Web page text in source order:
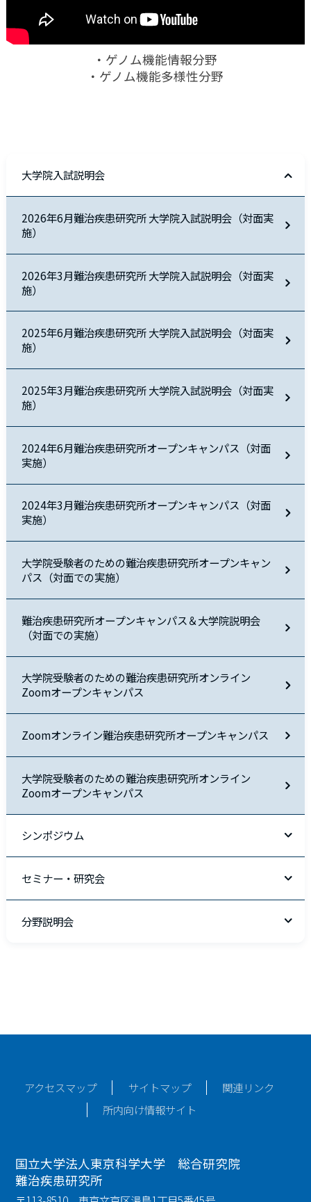
大学院入試説明会
2026年6月難治疾患研究所 大学院入試説明会（対面実
施）
2026年3月難治疾患研究所 大学院入試説明会（対面実
施）
2025年6月難治疾患研究所 大学院入試説明会（対面実
施）
2025年3月難治疾患研究所 大学院入試説明会（対面実
施）
2024年6月難治疾患研究所オープンキャンパス（対面
実施）
2024年3月難治疾患研究所オープンキャンパス（対面
実施）
大学院受験者のための難治疾患研究所オープンキャン
パス（対面での実施）
難治疾患研究所オープンキャンパス＆大学院説明会
（対面での実施）
大学院受験者のための難治疾患研究所オンライン
Zoomオープンキャンパス
Zoomオンライン難治疾患研究所オープンキャンパス
大学院受験者のための難治疾患研究所オンライン
Zoomオープンキャンパス
シンポジウム
セミナー・研究会
分野説明会
・ゲノム機能情報分野
・ゲノム機能多様性分野
アクセスマップ サイトマップ
関連リンク
所内向け情報サイト
国立大学法人東京科学大学 総合研究院
難治疾患研究所